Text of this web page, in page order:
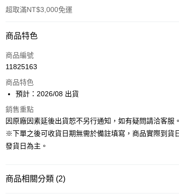
超取滿NT$3,000免運
付款方式
信用卡一次付款
Apple Pay
ATM付款
運送方式
每筆NT$90，滿NT$3,000(含以上)免運費
商品特色
商品編號
11825163
商品特色
預計：2026/08 出貨
銷售重點
因原廠因素延後出貨恕不另行通知，如有疑問請洽客服。
※下單之後可收貨日期無需於備註填寫，商品實際到貨
發貨日為主。
商品相關分類 (2)